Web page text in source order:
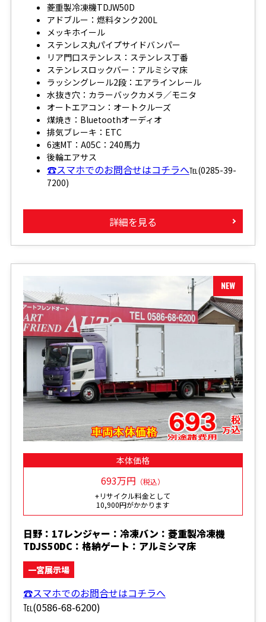
菱重製冷凍機TDJW50D
アドブルー：燃料タンク200L
メッキホイール
ステンレス丸パイプサイドバンパー
リア門口ステンレス：ステンレス丁番
ステンレスロックバー：アルミシマ床
ラッシングレール2段：エアラインレール
水抜き穴：カラーバックカメラ／モニタ
オートエアコン：オートクルーズ
煤焼き：Bluetoothオーディオ
排気ブレーキ：ETC
6速MT：A05C：240馬力
後輪エアサス
☎スマホでのお問合せはコチラへ℡(0285-39-
7200)
詳細を見る
本体価格
693万円 （税込）
+リサイクル料金として
10,900円がかかります
日野：17レンジャー：冷凍バン：菱重製冷凍機
TDJS50DC：格納ゲート：アルミシマ床
一宮展示場
☎スマホでのお問合せはコチラへ
℡(0586-68-6200)